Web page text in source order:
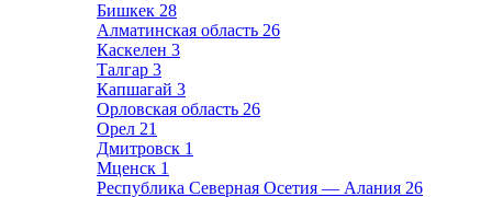
Бишкек 28
Алматинская область 26
Каскелен 3
Талгар 3
Капшагай 3
Орловская область 26
Орел 21
Дмитровск 1
Мценск 1
Республика Северная Осетия — Алания 26